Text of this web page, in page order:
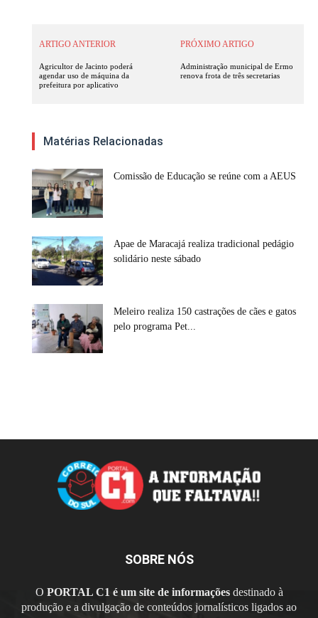
ARTIGO ANTERIOR
Agricultor de Jacinto poderá
agendar uso de máquina da
prefeitura por aplicativo
PRÓXIMO ARTIGO
Administração municipal de Ermo
renova frota de três secretarias
Matérias Relacionadas
Comissão de Educação se reúne com a AEUS
Apae de Maracajá realiza tradicional pedágio
solidário neste sábado
Meleiro realiza 150 castrações de cães e gatos
pelo programa Pet...
SOBRE NÓS
O PORTAL C1 é um site de informaçõesdestinado à
produção e a divulgação de conteúdos jornalísticos ligados ao